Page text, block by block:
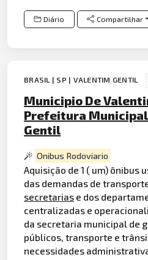
Diário Compartilhar
BRASIL | SP | VALENTIM GENTIL
Municipio De
Prefeitura
Gentil
Onibus Rodoviario
Aquisição de 1 ( um) ônibus
das demandas de
secretarias e dos
centralizadas e
da secretaria municipal de
públicos, transporte e
necessidades